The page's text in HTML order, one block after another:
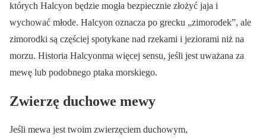
których Halcyon będzie mogła bezpiecznie złożyć jaja i
wychować młode. Halcyon oznacza po grecku „zimorodek”, ale
zimorodki są częściej spotykane nad rzekami i jeziorami niż na
morzu. Historia Halcyonma więcej sensu, jeśli jest uważana za
mewę lub podobnego ptaka morskiego.
Zwierzę duchowe mewy
Jeśli mewa jest twoim zwierzęciem duchowym,